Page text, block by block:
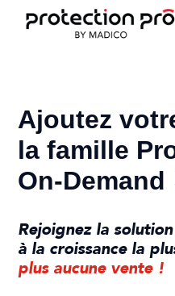
Ajoutez
la famille
On-Demand
Rejoignez la
à la croissance la
plus aucune vente !